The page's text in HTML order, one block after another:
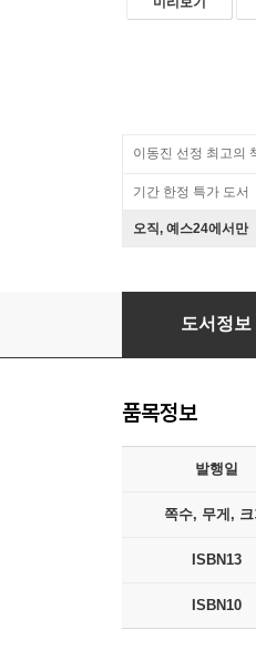
이동진 선정 최고의
기간 한정 특가 도서
오직, 예스24에서만
휴머니멀
도서정보
품목정보
발행일
쪽수, 무게, 크
ISBN13
ISBN10